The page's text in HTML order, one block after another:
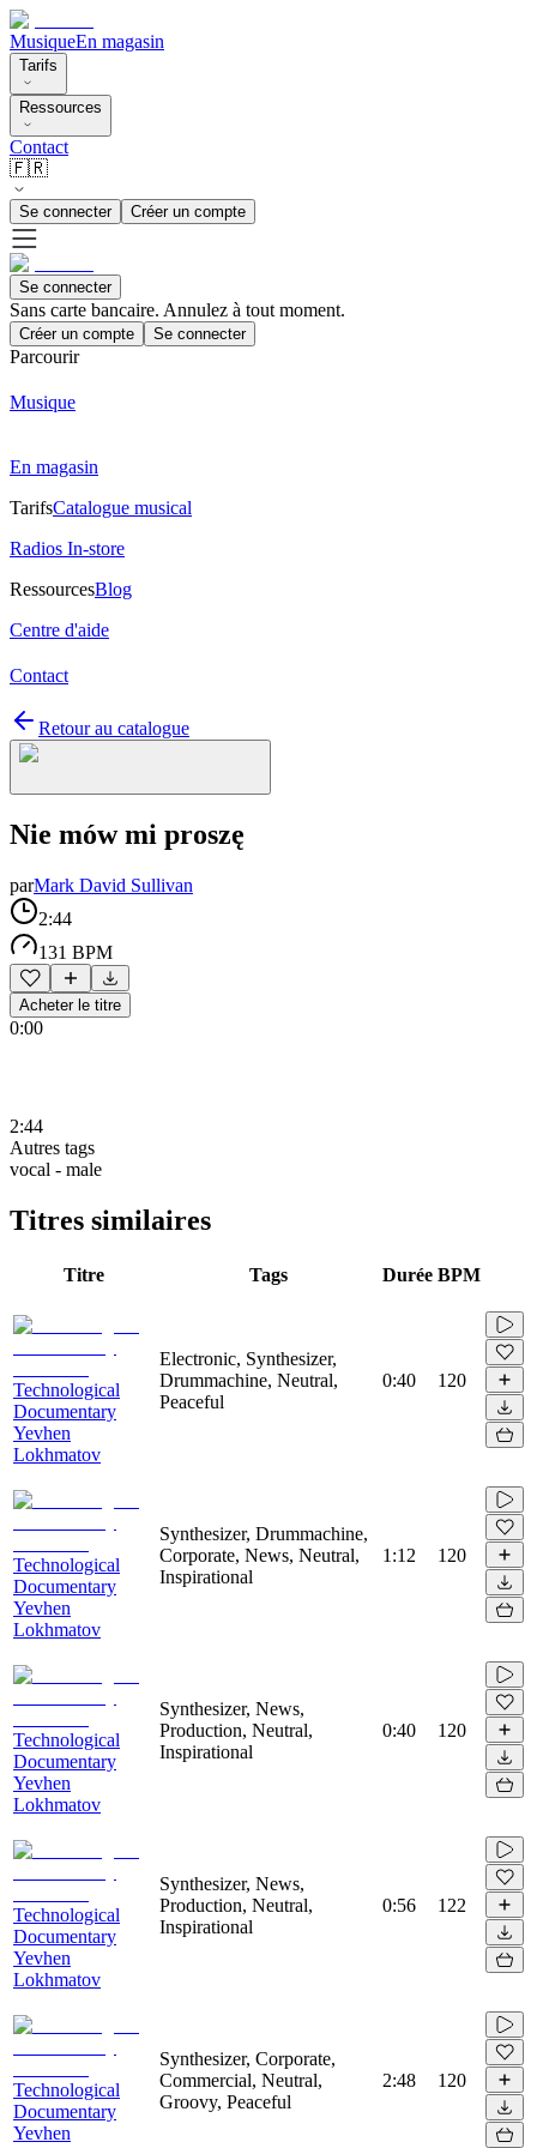
MusiqueEn magasin
Tarifs
Ressources
Contact
🇫🇷
Se connecter Créer un compte
Se connecter
Sans carte bancaire. Annulez à tout moment.
Créer un compte Se connecter
Parcourir
Musique
En magasin
TarifsCatalogue musical
Radios In-store
RessourcesBlog
Centre d'aide
Contact
Retour au catalogue
Nie mów mi proszę
parMark David Sullivan
2:44
131 BPM
Acheter le titre
0:00
2:44
Autres tags
vocal - male
Titres similaires
Titre Tags Durée BPM
Technological
Documentary
Yevhen
Lokhmatov
Electronic, Synthesizer,
Drummachine, Neutral,
Peaceful
0:40 120
Technological
Documentary
Yevhen
Lokhmatov
Synthesizer, Drummachine,
Corporate, News, Neutral,
Inspirational
1:12 120
Technological
Documentary
Yevhen
Lokhmatov
Synthesizer, News,
Production, Neutral,
Inspirational
0:40 120
Technological
Documentary
Yevhen
Lokhmatov
Synthesizer, News,
Production, Neutral,
Inspirational
0:56 122
Technological
Documentary
Yevhen
Synthesizer, Corporate,
Commercial, Neutral,
Groovy, Peaceful
2:48 120